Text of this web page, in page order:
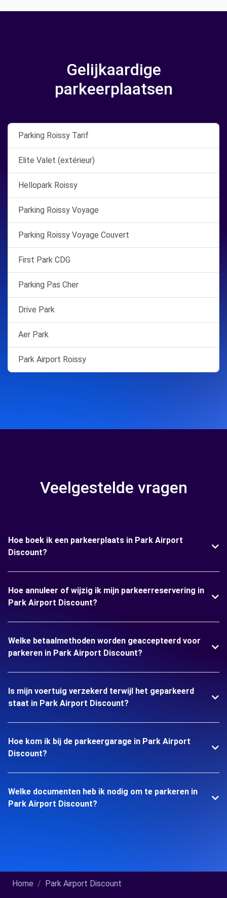
Gelijkaardige
parkeerplaatsen
Parking Roissy Tarif
Elite Valet (extérieur)
Hellopark Roissy
Parking Roissy Voyage
Parking Roissy Voyage Couvert
First Park CDG
Parking Pas Cher
Drive Park
Aer Park
Park Airport Roissy
Veelgestelde vragen
Hoe boek ik een parkeerplaats in Park Airport
Discount?
Hoe annuleer of wijzig ik mijn parkeerreservering in
Park Airport Discount?
Welke betaalmethoden worden geaccepteerd voor
parkeren in Park Airport Discount?
Is mijn voertuig verzekerd terwijl het geparkeerd
staat in Park Airport Discount?
Hoe kom ik bij de parkeergarage in Park Airport
Discount?
Welke documenten heb ik nodig om te parkeren in
Park Airport Discount?
Home Park Airport Discount